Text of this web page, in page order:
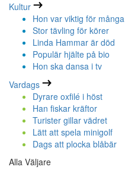
Kultur
Hon var viktig för många
Stor tävling för körer
Linda Hammar är död
Populär hjälte på bio
Hon ska dansa i tv
Vardags
Dyrare oxfilé i höst
Han fiskar kräftor
Turister gillar vädret
Lätt att spela minigolf
Dags att plocka blåbär
Alla Väljare